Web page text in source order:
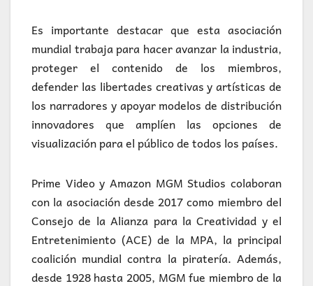
Es importante destacar que esta asociación
mundial trabaja para hacer avanzar la industria,
proteger el contenido de los miembros,
defender las libertades creativas y artísticas de
los narradores y apoyar modelos de distribución
innovadores que amplíen las opciones de
visualización para el público de todos los países.
Prime Video y Amazon MGM Studios colaboran
con la asociación desde 2017 como miembro del
Consejo de la Alianza para la Creatividad y el
Entretenimiento (ACE) de la MPA, la principal
coalición mundial contra la piratería. Además,
desde 1928 hasta 2005, MGM fue miembro de la